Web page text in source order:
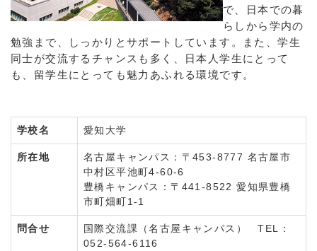
で、日本での暮
らしから学内の
勉強まで、しっかりとサポートしています。また、学生
同士が交流するチャンスも多く、日本人学生にとって
も、留学生にとっても魅力あふれる環境です。
学校名 愛知大学
所在地
名古屋キャンパス：〒453-8777 名古屋市
中村区平池町4-60-6
豊橋キャンパス：〒441-8522 愛知県豊橋
市町畑町1-1
問合せ
国際交流課（名古屋キャンパス） TEL：
052-564-6116